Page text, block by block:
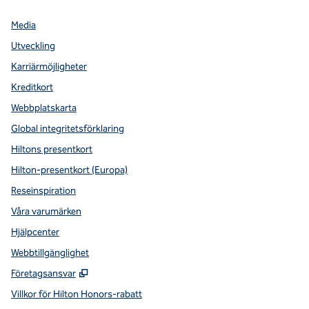
Media
Utveckling
Karriärmöjligheter
Kreditkort
Webbplatskarta
Global integritetsförklaring
Hiltons presentkort
Hilton-presentkort (Europa)
Reseinspiration
Våra varumärken
Hjälpcenter
Webbtillgänglighet
Företagsansvar
,
Villkor för Hilton Honors-rabatt